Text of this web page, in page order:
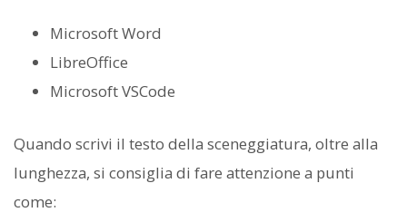
Microsoft Word
LibreOffice
Microsoft VSCode
Quando scrivi il testo della sceneggiatura, oltre alla
lunghezza, si consiglia di fare attenzione a punti
come: